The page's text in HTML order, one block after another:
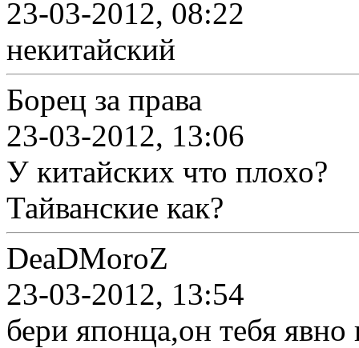
23-03-2012, 08:22
некитайский
Борец за права
23-03-2012, 13:06
У китайских что плохо?
Тайванские как?
DeaDMoroZ
23-03-2012, 13:54
бери японца,он тебя явно